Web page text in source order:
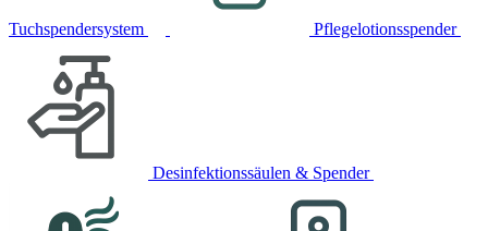
Tuchspendersystem Pflegelotionsspender
Desinfektionssäulen & Spender